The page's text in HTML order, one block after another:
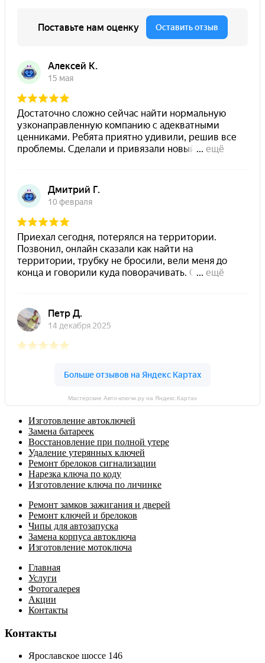
Мастерские Авто-ключи.ру на Яндекс.Картах
Изготовление автоключей
Замена батареек
Восстановление при полной утере
Удаление утерянных ключей
Ремонт брелоков сигнализации
Нарезка ключа по коду
Изготовление ключа по личинке
Ремонт замков зажигания и дверей
Ремонт ключей и брелоков
Чипы для автозапуска
Замена корпуса автоключа
Изготовление мотоключа
Главная
Услуги
Фотогалерея
Акции
Контакты
Контакты
Ярославское шоссе 146